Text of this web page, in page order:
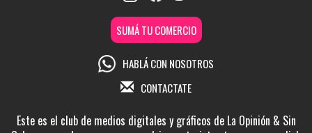
SUMÁ TU COMERCIO
HABLÁ CON NOSOTROS
CONTACTATE
Este es el club de medios digitales y gráficos de La Opinión & Sin